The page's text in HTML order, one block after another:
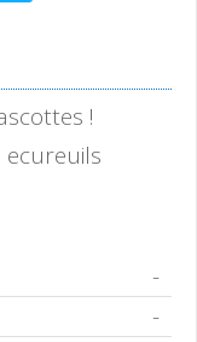
!
ecureuils
-
-